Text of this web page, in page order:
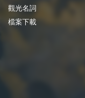
觀光名詞
檔案下載